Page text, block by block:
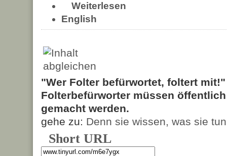
Weiterlesen
English
"Wer Folter befürwortet, foltert
Folterbefürworter müssen
gemacht werden.
gehe zu: Denn sie wissen, was sie tun
Short URL